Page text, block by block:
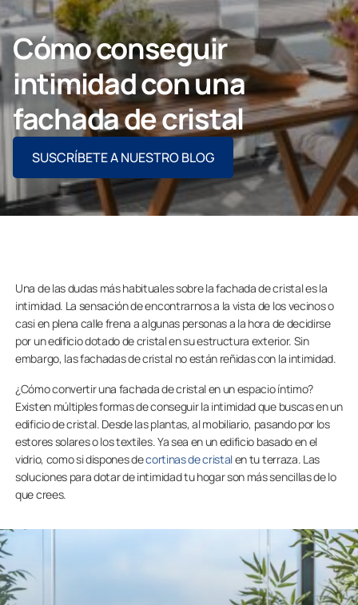
Profesionales
Grupo Lumon
Contacto
PIDE ASESORAMIENTO AQUÍ
Cómo conseguir
intimidad con una
fachada de cristal
SUSCRÍBETE A NUESTRO BLOG
Una de las dudas más habituales sobre la fachada de cristal es la
intimidad. La sensación de encontrarnos a la vista de los vecinos o
casi en plena calle frena a algunas personas a la hora de decidirse
por un edificio dotado de cristal en su estructura exterior. Sin
embargo, las fachadas de cristal no están reñidas con la intimidad.
¿Cómo convertir una fachada de cristal en un espacio íntimo?
Existen múltiples formas de conseguir la intimidad que buscas en un
edificio de cristal. Desde las plantas, al mobiliario, pasando por los
estores solares o los textiles. Ya sea en un edificio basado en el
vidrio, como si dispones decortinas de cristalen tu terraza. Las
soluciones para dotar de intimidad tu hogar son más sencillas de lo
que crees.